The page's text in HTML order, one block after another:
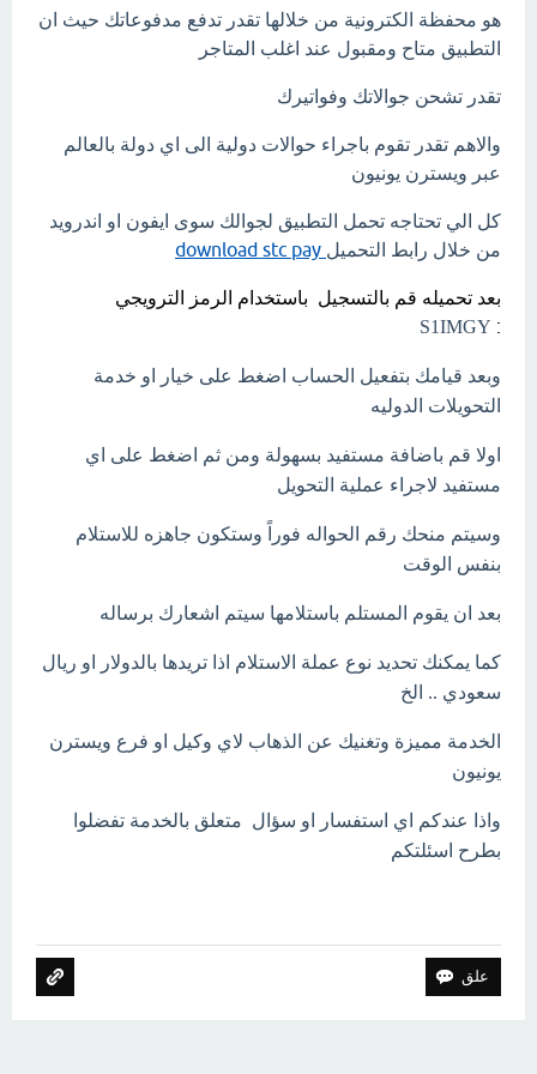
هو محفظة الكترونية من خلالها تقدر تدفع مدفوعاتك حيث ان
التطبيق متاح ومقبول عند اغلب المتاجر
تقدر تشحن جوالاتك وفواتيرك
والاهم تقدر تقوم باجراء حوالات دولية الى اي دولة بالعالم
عبر ويسترن يونيون
كل الي تحتاجه تحمل التطبيق لجوالك سوى ايفون او اندرويد
من خلال رابط التحميل
بعد تحميله قم بالتسجيل باستخدام الرمز الترويجي
:
S1IMGY
وبعد قيامك بتفعيل الحساب اضغط على خيار او خدمة
التحويلات الدوليه
اولا قم باضافة مستفيد بسهولة ومن ثم اضغط على اي
مستفيد لاجراء عملية التحويل
وسيتم منحك رقم الحواله فوراً وستكون جاهزه للاستلام
بنفس الوقت
بعد ان يقوم المستلم باستلامها سيتم اشعارك برساله
كما يمكنك تحديد نوع عملة الاستلام اذا تريدها بالدولار او ريال
سعودي .. الخ
الخدمة مميزة وتغنيك عن الذهاب لاي وكيل او فرع ويسترن
يونيون
واذا عندكم اي استفسار او سؤال متعلق بالخدمة تفضلوا
بطرح اسئلتكم